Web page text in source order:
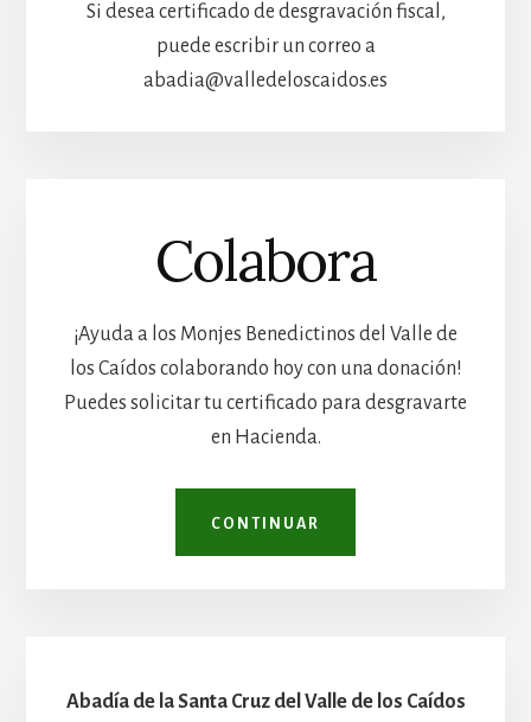
Si desea certificado de desgravación fiscal,
puede escribir un correo a
abadia@valledeloscaidos.es
Colabora
¡Ayuda a los Monjes Benedictinos del Valle de
los Caídos colaborando hoy con una donación!
Puedes solicitar tu certificado para desgravarte
en Hacienda.
CONTINUAR
Abadía de la Santa Cruz del Valle de los Caídos